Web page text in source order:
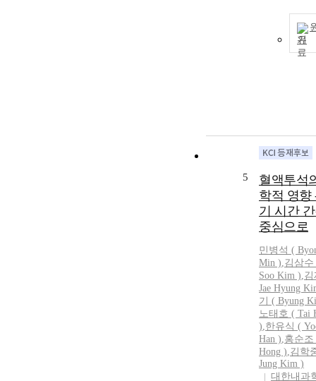
기
5
혈액투석
학적 영향
기 시간
중심으로
민병석 (
Min ),김삼수
Soo Kim ),
Jae Hyung
기 ( Byung
노태호 ( Tai
),한유식 (
Han ),홍순조
Hong ),김학
Jung Kim )
대한내과